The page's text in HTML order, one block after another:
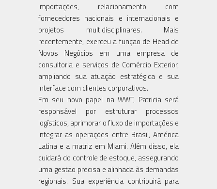
importações, relacionamento com
fornecedores nacionais e internacionais e
projetos multidisciplinares. Mais
recentemente, exerceu a função de Head de
Novos Negócios em uma empresa de
consultoria e serviços de Comércio Exterior,
ampliando sua atuação estratégica e sua
interface com clientes corporativos.
Em seu novo papel na WWT, Patricia será
responsável por estruturar processos
logísticos, aprimorar o fluxo de importações e
integrar as operações entre Brasil, América
Latina e a matriz em Miami. Além disso, ela
cuidará do controle de estoque, assegurando
uma gestão precisa e alinhada às demandas
regionais. Sua experiência contribuirá para